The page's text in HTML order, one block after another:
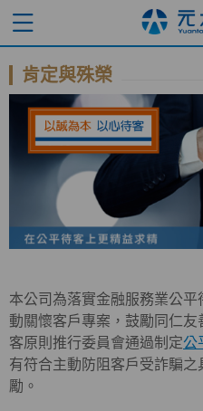
肯定與殊榮
本公司為落實金融服務業公
動關懷客戶專案，鼓勵同仁
客原則推行委員會通過制定公
有符合主動防阻客戶受詐騙
勵。